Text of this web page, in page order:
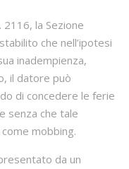
la Sezione
che nell’ipotesi
inadempienza,
il datore può
di concedere le ferie
senza che tale
mobbing.
da un